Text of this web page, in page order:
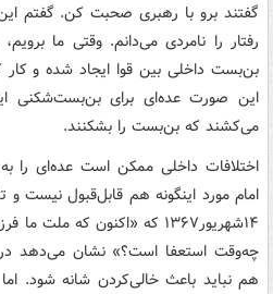
گفتند برو با رهبری صحبت کن. گفتم
رفتار را نامردی می‌دانم. وقتی ما
بن‌بست داخلی بین قوا ایجاد شده و
این صورت عده‌ای برای بن‌بست‌شکنی
می‌کشند که بن‌بست را بشکنند.
اختلافات داخلی ممکن است عده‌ای را
امام مورد اینگونه هم قابل‌قبول نیست
۱۴شهریور۱۳۶۷ که «اکنون که
چه‌وقت استعفا است؟» نشان می‌دهد در
هم نباید باعث خالی‌کردن شانه شود.